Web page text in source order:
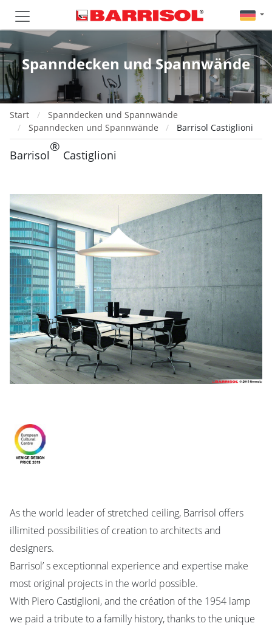
Spanndecken und Spannwände
Start
Spanndecken und Spannwände
Spanndecken und Spannwände
Barrisol Castiglioni
Barrisol
®
Castiglioni
As the world leader of stretched ceiling, Barrisol offers
illimited possibilities of creation to architects and
designers.
Barrisol’ s exceptionnal experience and expertise make
most original projects in the world possible.
With Piero Castiglioni, and the création of the 1954 lamp
we paid a tribute to a familly history, thanks to the unique